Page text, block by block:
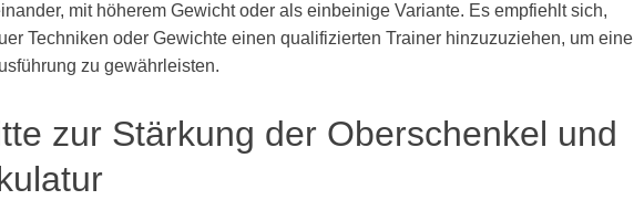
mit höherem Gewicht oder als einbeinige Variante. Es empfiehlt sich,
Techniken oder Gewichte einen qualifizierten Trainer hinzuzuziehen, um eine
zu gewährleisten.
zur Stärkung der Oberschenkel und